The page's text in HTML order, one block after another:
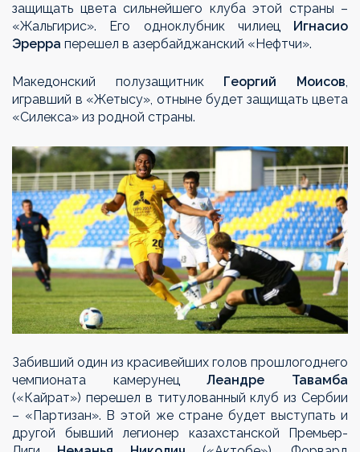
защищать цвета сильнейшего клуба этой страны –
«Жальгирис». Его одноклубник чилиец
Игнасио
Эрерра перешел в азербайджанский «Нефтчи».
Македонский полузащитник Георгий Моисов,
игравший в «Жетысу», отныне будет защищать цвета
«Силекса» из родной страны.
Забивший один из красивейших голов прошлогоднего
чемпионата камерунецЛеандре Тавамба
(«Кайрат») перешел в титулованный клуб из Сербии
– «Партизан». В этой же стране будет выступать и
другой бывший легионер казахстанской Премьер-